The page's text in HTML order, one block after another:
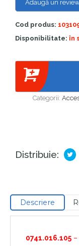
Categorii:
Adaugă un
Cod produs:
Disponibilitate: în
Distribuie:
Descriere
0741.016.105